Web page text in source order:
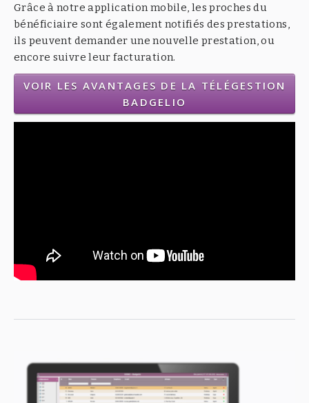
Grâce à notre application mobile, les proches du
bénéficiaire sont également notifiés des prestations,
ils peuvent demander une nouvelle prestation, ou
encore suivre leur facturation.
VOIR LES AVANTAGES DE LA TÉLÉGESTION
BADGELIO